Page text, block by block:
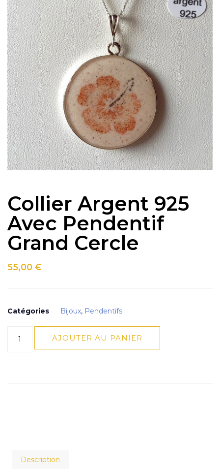
Collier Argent 925
Avec Pendentif
Grand Cercle
55,00 €
Catégories Bijoux, Pendentifs
AJOUTER AU PANIER
Description